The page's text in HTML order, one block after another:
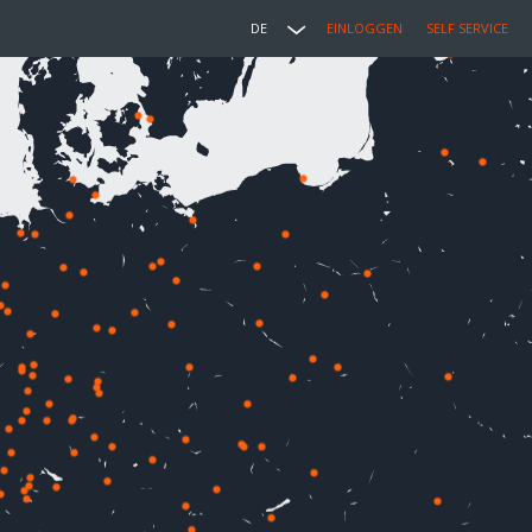
DE EINLOGGEN SELF SERVICE